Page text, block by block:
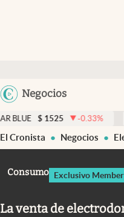
Negocios
Members
Economía y Política
Finanzas y Mercados
Columnistas
1525 -0.33% DÓLAR
El Cronista Negocios
Consumo Exclusivo
La venta de